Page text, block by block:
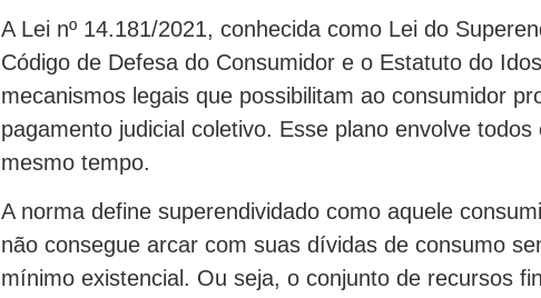
A Lei nº 14.181/2021, conhecida como Lei do
Código de Defesa do Consumidor e o Estatuto do
mecanismos legais que possibilitam ao consumidor
pagamento judicial coletivo. Esse plano envolve
mesmo tempo.
A norma define superendividado como aquele
não consegue arcar com suas dívidas de consumo
mínimo existencial. Ou seja, o conjunto de recursos